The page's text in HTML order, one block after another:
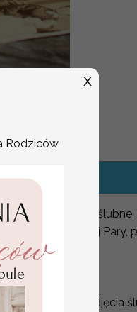
Album na zdjęcia
zdjęcia dla Młodej
album na zdjęcia
Rodziców
X